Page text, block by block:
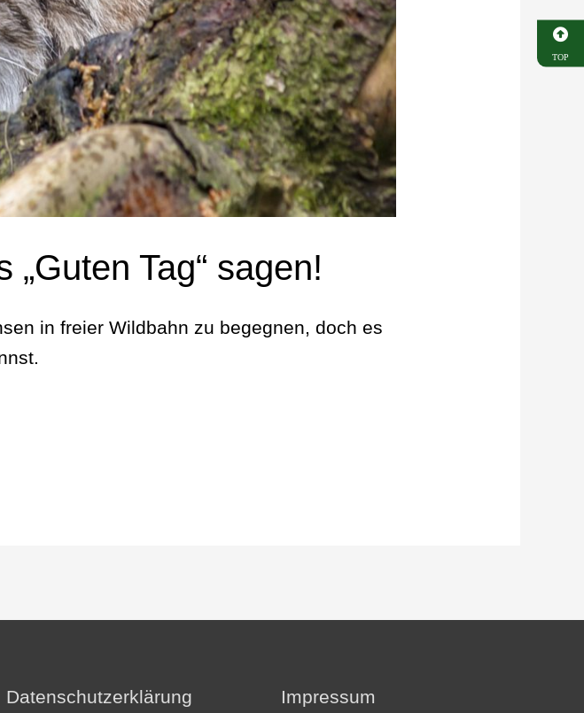
Tag“ sagen!
in freier Wildbahn zu begegnen, doch es
Datenschutzerklärung Impressum
TOP